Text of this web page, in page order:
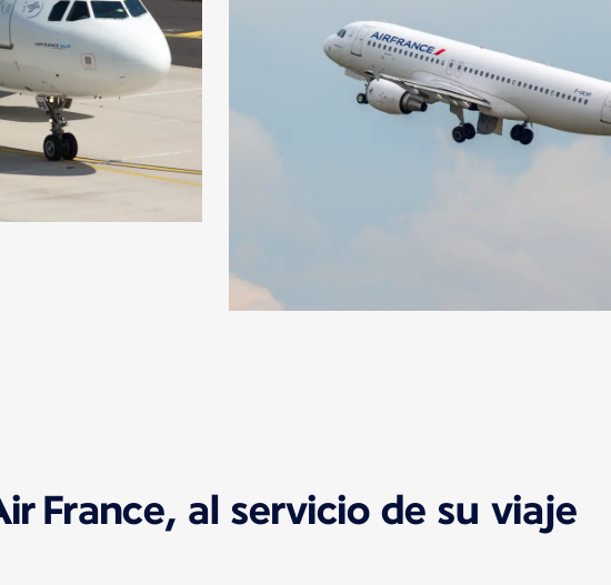
France, al servicio de su viaje